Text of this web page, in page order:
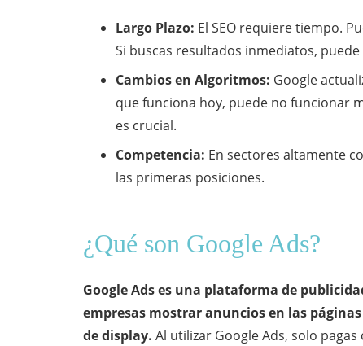
Largo Plazo: El SEO requiere tiempo.
Si buscas resultados inmediatos,
Cambios en Algoritmos: Google
que funciona hoy, puede no funcionar
es crucial.
Competencia: En sectores altamente
las primeras posiciones.
¿Qué son Google Ads?
Google Adses una plataforma de
empresas mostrar anuncios en las
de display. Al utilizar Google Ads, solo